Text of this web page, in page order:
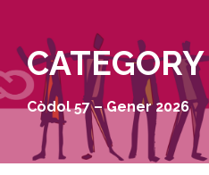
CATEGORY
Còdol 57 – Gener 2026